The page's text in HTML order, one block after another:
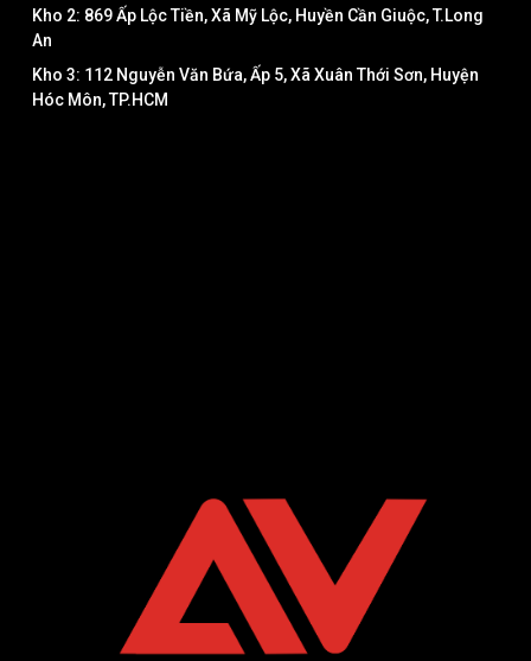
Kho 2: 869 Ấp Lộc Tiền, Xã Mỹ Lộc, Huyền Cần Giuộc, T.Long
An
Kho 3: 112 Nguyễn Văn Bứa, Ấp 5, Xã Xuân Thới Sơn, Huyện
Hóc Môn, TP.HCM